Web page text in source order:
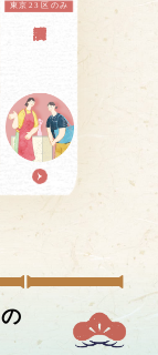
東京23区のみ
の